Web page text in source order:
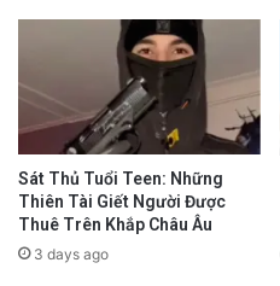
Sát Thủ Tuổi Teen: Những
Thiên Tài Giết Người Được
Thuê Trên Khắp Châu Âu
3 days ago